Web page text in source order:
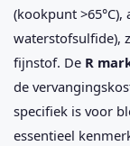
(kookpunt
waterstofsulfide),
fijnstof. De R
de
specifiek is voor
essentieel